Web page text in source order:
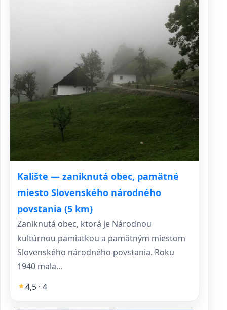
Kalište — zaniknutá obec, pamätné
miesto Slovenského národného
povstania (5 km)
Zaniknutá obec, ktorá je Národnou
kultúrnou pamiatkou a pamätným miestom
Slovenského národného povstania. Roku
1940 mala...
4,5 · 4